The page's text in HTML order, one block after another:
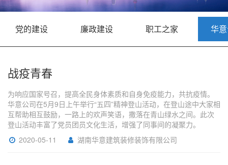
党的建设 廉政建设 职工之家 华
战疫青春
为响应国家号召，提高全民身体素质和自身免疫能力，共抗疫情。
华意公司在5月9日上午举行“五四”精神登山活动，在登山途中大家相
互帮助相互鼓励，一路上的欢声笑语，撒落在青山绿水之间。此次
登山活动丰富了党员团员文化生活，增强了同事间的凝聚力。
2020-05-11
湖南华意建筑装修装饰有限公司